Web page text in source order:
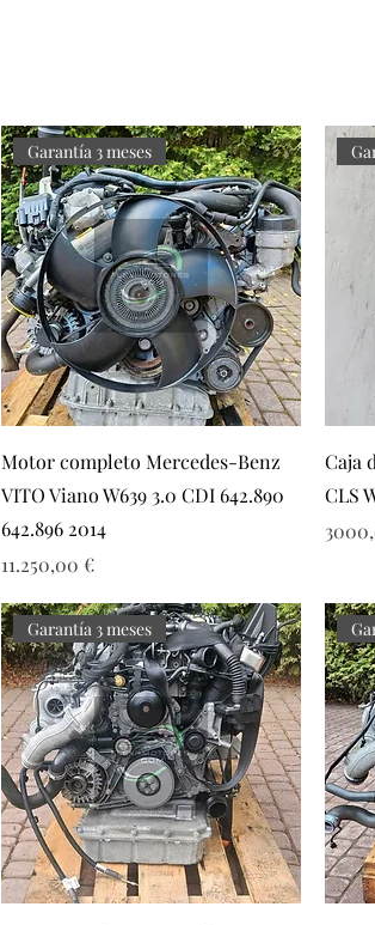
Garantía 3 meses
Motor completo Mercedes-Benz
VITO Viano W639 3.0 CDI 642.890
642.896 2014
Precio
11.250,00 €
Caja
CLS
Garantía 3 meses